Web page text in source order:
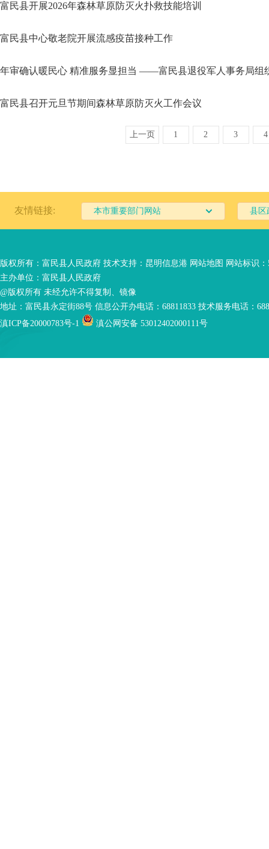
富民县开展2026年森林草原防灭火扑救技能培训
富民县中心敬老院开展流感疫苗接种工作
年审确认暖民心 精准服务显担当 ——富民县退役军人事务局组
富民县召开元旦节期间森林草原防灭火工作会议
上一页 1 2 3 4
友情链接: 本市重要部门网站 县区
版权所有：富民县人民政府 技术支持： 昆明信息港 网站地图 网站标识：
主办单位：富民县人民政府
@版权所有 未经允许不得复制、镜像
地址：富民县永定街88号 信息公开办电话：68811833 技术服务电话：
滇ICP备20000783号-1
滇公网安备 53012402000111号